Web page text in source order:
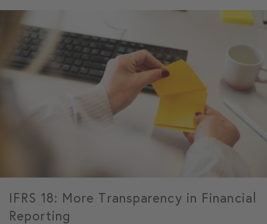
IFRS 18: More Transparency in Financial
Reporting